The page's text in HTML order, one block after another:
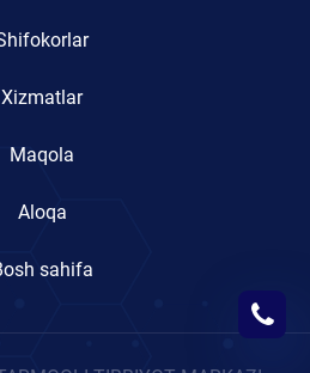
Xizmatlar
Maqola
Aloqa
sahifa